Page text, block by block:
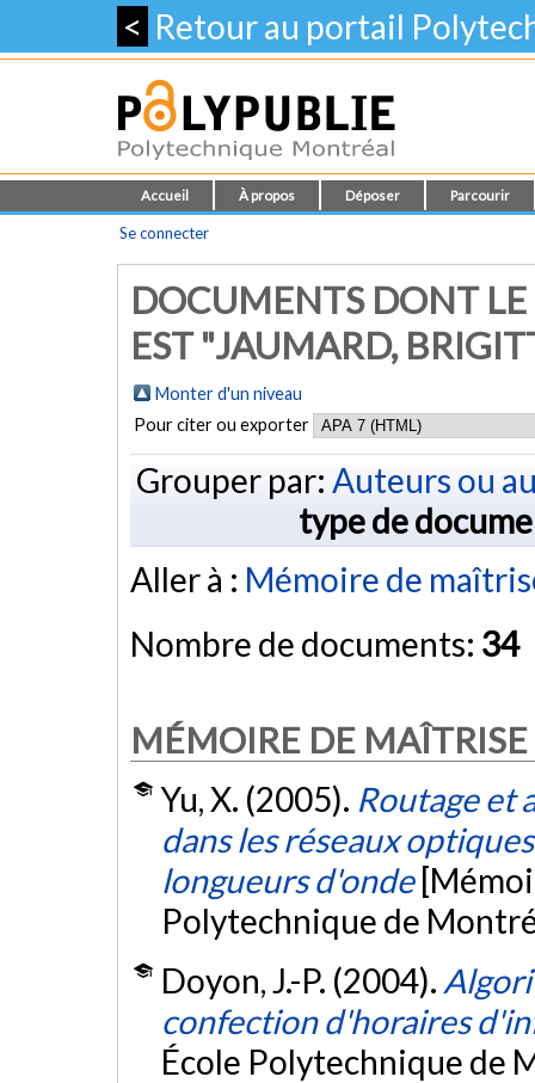
< Retour au portail
Accueil À propos Déposer Parcourir
Se connecter
DOCUMENTS DONT
EST "JAUMARD,
Monter d'un niveau
Pour citer ou exporter
Grouper par: Auteurs ou
type de
Aller à : Mémoire de
Nombre de documents: 34
MÉMOIRE DE MAÎTRISE
Yu, X. (2005). Routage et
dans les réseaux
longueurs d'onde
Polytechnique de
Doyon, J.-P. (2004).
confection d'horaires
École Polytechnique de